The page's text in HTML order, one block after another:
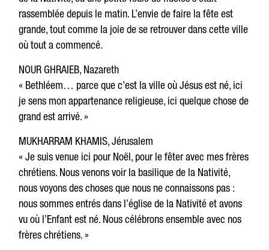
rassemblée depuis le matin. L’envie de faire la fête est
grande, tout comme la joie de se retrouver dans cette ville
où tout a commencé.
NOUR GHRAIEB, Nazareth
« Bethléem… parce que c’est la ville où Jésus est né, ici
je sens mon appartenance religieuse, ici quelque chose de
grand est arrivé. »
MUKHARRAM KHAMIS, Jérusalem
« Je suis venue ici pour Noël, pour le fêter avec mes frères
chrétiens. Nous venons voir la basilique de la Nativité,
nous voyons des choses que nous ne connaissons pas :
nous sommes entrés dans l’église de la Nativité et avons
vu où l’Enfant est né. Nous célébrons ensemble avec nos
frères chrétiens. »